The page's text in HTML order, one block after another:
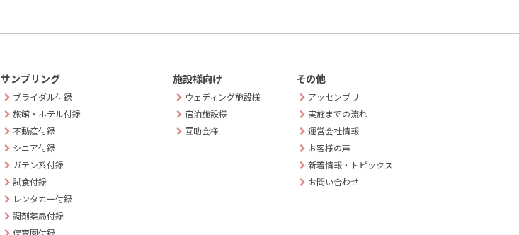
サンプリング
ブライダル付録
旅館・ホテル付録
不動産付録
シニア付録
ガテン系付録
試食付録
レンタカー付録
調剤薬局付録
施設様向け
ウェディング施設様
宿泊施設様
互助会様
その他
アッセンブリ
実施までの流れ
運営会社情報
お客様の声
新着情報・トピックス
お問い合わせ